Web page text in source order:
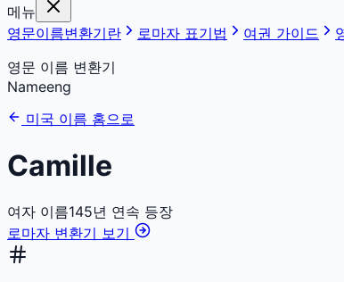
메뉴
영문이름변환기란
로마자 표기법 여권 가이드
영문 이름 변환기
Nameeng
미국 이름 홈으로
Camille
여자 이름145년 연속 등장
로마자 변환기 보기